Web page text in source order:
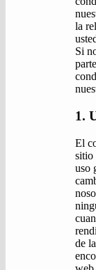
la
Si
1.
El
sitio
uso
de